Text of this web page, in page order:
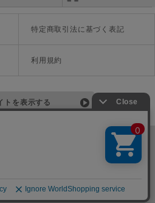
特定商取引法に基づく表記
利用規約
トを表示する
"Winnie the Pooh" works by A.A. Milne and E.H. Shepard.